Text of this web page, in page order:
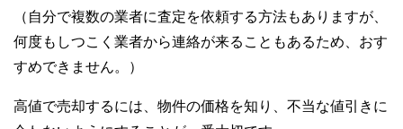
（自分で複数の業者に査定を依頼する方法もありますが、
何度もしつこく業者から連絡が来ることもあるため、おす
すめできません。）
高値で売却するには、物件の価格を知り、不当な値引きに